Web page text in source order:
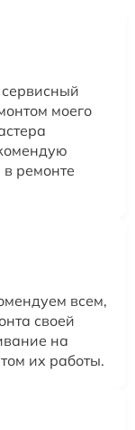
моего
ремонте
всем,
своей
на
их работы.